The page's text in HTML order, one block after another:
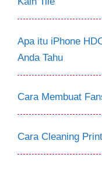
Apa itu iPhone
Anda Tahu
Cara Membuat
Cara Cleaning